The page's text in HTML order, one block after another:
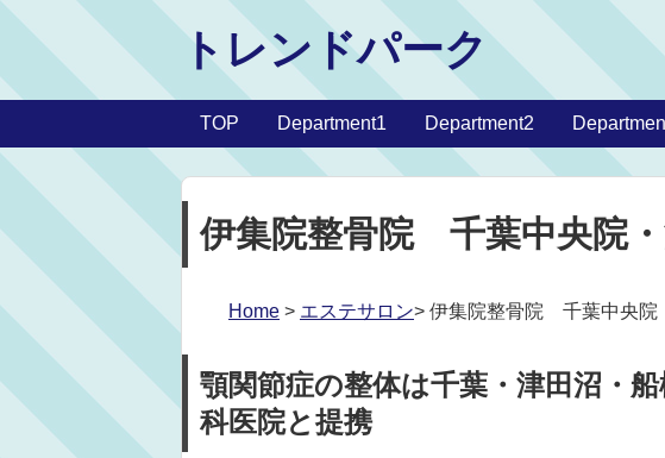
トレンドパーク
TOP Department1 Department2
伊集院整骨院 千葉中央院
Home > エステサロン> 伊集院整骨院 千葉中央院
顎関節症の整体は千葉・津田沼・
科医院と提携